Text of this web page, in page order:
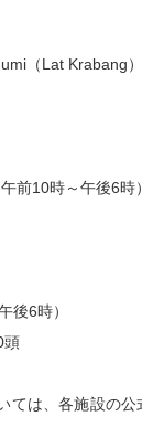
（Lat Krabang
前10時～午後6時）
後6時）
頭
は、各施設の